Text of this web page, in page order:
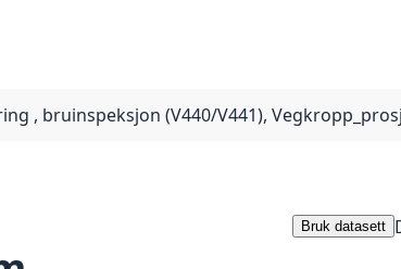
, bruinspeksjon (V440/V441),
Bruk datasett